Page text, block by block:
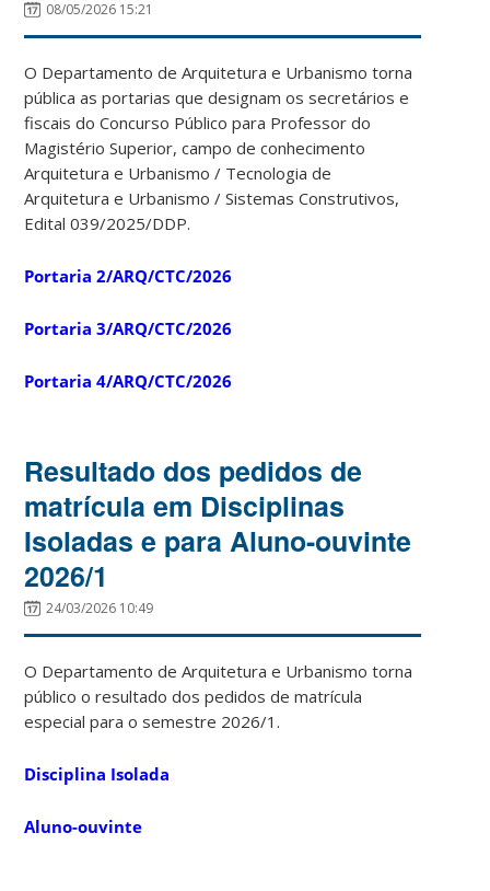
08/05/2026 15:21
O Departamento de Arquitetura e Urbanismo torna
pública as portarias que designam os secretários e
fiscais do Concurso Público para Professor do
Magistério Superior, campo de conhecimento
Arquitetura e Urbanismo / Tecnologia de
Arquitetura e Urbanismo / Sistemas Construtivos,
Edital 039/2025/DDP.
Portaria 2/ARQ/CTC/2026
Portaria 3/ARQ/CTC/2026
Portaria 4/ARQ/CTC/2026
Resultado dos pedidos de
matrícula em Disciplinas
Isoladas e para Aluno-ouvinte
2026/1
24/03/2026 10:49
O Departamento de Arquitetura e Urbanismo torna
público o resultado dos pedidos de matrícula
especial para o semestre 2026/1.
Disciplina Isolada
Aluno-ouvinte